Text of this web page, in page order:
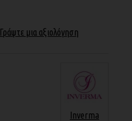
Γράψτε μια αξιολόγηση
Inverma